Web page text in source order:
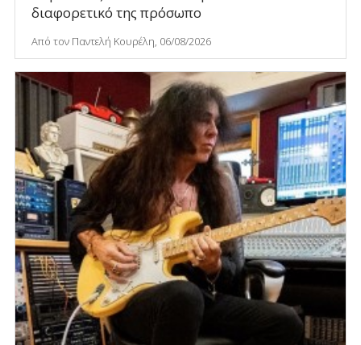
διαφορετικό της πρόσωπο
Από τον Παντελή Κουρέλη, 06/08/2026